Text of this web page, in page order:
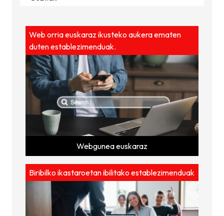
Web orria euskaraz ikusteko aukera ematen
duten establezimenduak.
Webgunea euskaraz
Biribilko ikastaroetan ibilitako establezimenduak